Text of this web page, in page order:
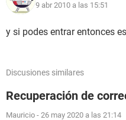
9 abr 2010 a las 15:51
y si podes entrar entonces
Discusiones similares
Recuperación de
Mauricio - 26 may 2020 a las 21:14